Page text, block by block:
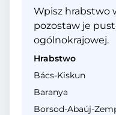
Wpisz hrabstwo
pozostaw je
ogólnokrajowej.
Hrabstwo
Bács-Kiskun
Baranya
Borsod-Abaúj-